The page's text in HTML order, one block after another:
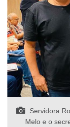
Servidora
Melo e o